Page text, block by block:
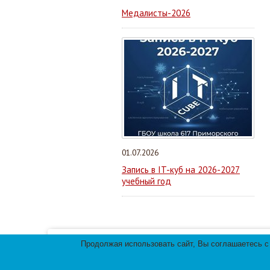
Медалисты-2026
01.07.2026
Запись в IT-куб на 2026-2027
учебный год
Продолжая использовать сайт, Вы соглашаетесь
Мы используем файлы cookies для